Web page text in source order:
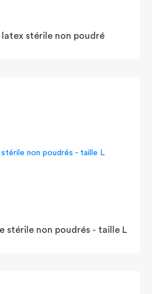
latex stérile non poudré
stérile non poudrés - taille L